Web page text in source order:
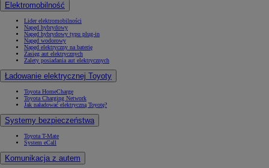
Elektromobilność
Lider elektromobilności
Napęd hybrydowy
Napęd hybrydowy typu plug-in
Napęd wodorowy
Napęd elektryczny na baterię
Zasięg aut elektrycznych
Zalety posiadania aut elektrycznych
Ładowanie elektrycznej Toyoty
Toyota HomeCharge
Toyota Charging Network
Jak naładować elektryczną Toyotę?
Systemy bezpieczeństwa
Toyota T-Mate
System eCall
Komunikacja z autem